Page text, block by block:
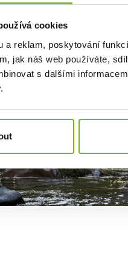
cookies
a reklam, poskytování
jak náš web používáte,
s dalšími